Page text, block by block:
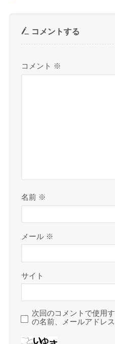
コメントする
コメント ※
名前 ※
メール ※
サイト
次回のコメントで使用
の名前、メールアドレ